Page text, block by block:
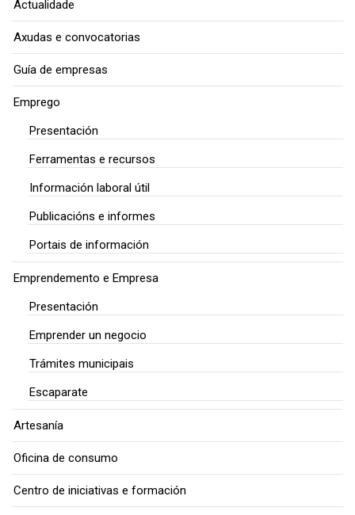
Actualidade
Axudas e convocatorias
Guía de empresas
Emprego
Presentación
Ferramentas e recursos
Información laboral útil
Publicacións e informes
Portais de información
Emprendemento e Empresa
Presentación
Emprender un negocio
Trámites municipais
Escaparate
Artesanía
Oficina de consumo
Centro de iniciativas e formación